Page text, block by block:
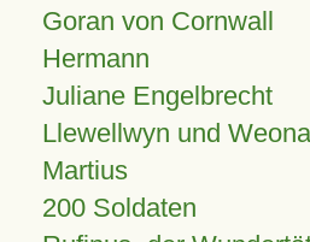
Goran von Cornwall
Hermann
Juliane Engelbrecht
Llewellwyn und
Martius
200 Soldaten